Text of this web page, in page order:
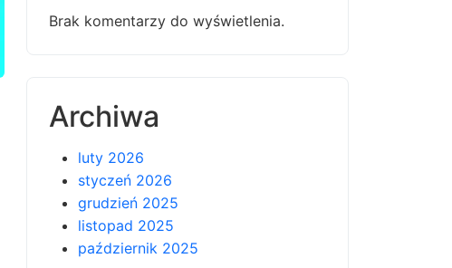
Brak komentarzy do wyświetlenia.
Archiwa
luty 2026
styczeń 2026
grudzień 2025
listopad 2025
październik 2025